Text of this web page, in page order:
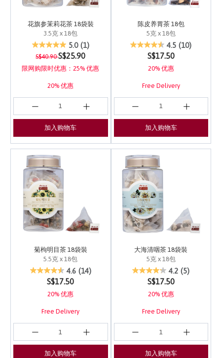
花旗参茉莉花茶 18袋裝
3.5克 x 18包
5 out of 5 Customer Rating
5.0 (1)
Price reduced from
S$40.90to
S$25.90
限网购限时优惠：25% 优惠
20% 优惠
Free Delivery
加入购物车
陈皮养胃茶 18包
5克 x 18包
3.7 out of 5 Customer
4.5 (10)
S$17.50
20% 优惠
Free Delivery
加入购物车
菊枸明目茶 18袋裝
5.5克 x 18包
4.8 out of 5 Customer Rating
4.6 (14)
S$17.50
20% 优惠
Free Delivery
加入购物车
大海清咽茶 18袋裝
5克 x 18包
5 out of 5 Customer
4.2 (5)
S$17.50
20% 优惠
Free Delivery
加入购物车